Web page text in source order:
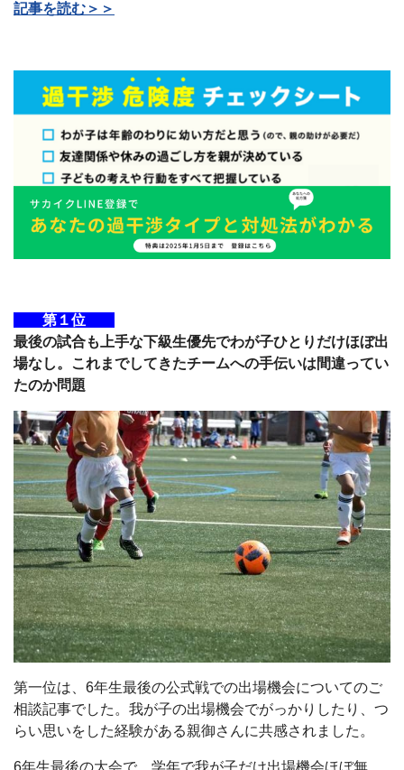
記事を読む＞＞
第１位
最後の試合も上手な下級生優先でわが子ひとりだけほぼ出
場なし。これまでしてきたチームへの手伝いは間違ってい
たのか問題
第一位は、6年生最後の公式戦での出場機会についてのご
相談記事でした。我が子の出場機会でがっかりしたり、つ
らい思いをした経験がある親御さんに共感されました。
6年生最後の大会で、学年で我が子だけ出場機会ほぼ無